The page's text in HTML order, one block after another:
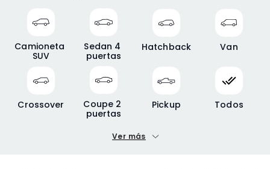
Camioneta
SUV
Sedan 4
puertas
Hatchback Van
Crossover
Coupe 2
puertas
Pickup Todos
Precio máximo
Ver más